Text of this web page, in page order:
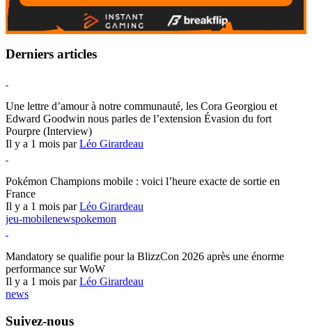
Derniers articles
Une lettre d’amour à notre communauté, les Cora Georgiou et
Edward Goodwin nous parles de l’extension Évasion du fort
Pourpre (Interview)
Il y a 1 mois parLéo Girardeau
Pokémon Champions mobile : voici l’heure exacte de sortie en
France
Il y a 1 mois parLéo Girardeau
jeu-mobilenewspokemon
Mandatory se qualifie pour la BlizzCon 2026 après une énorme
performance sur WoW
Il y a 1 mois parLéo Girardeau
news
Suivez-nous